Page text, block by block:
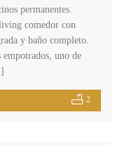
permanentes.
comedor con
y baño completo.
uno de
2